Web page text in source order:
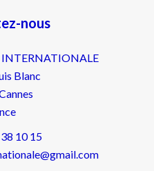
nous
INTERNATIONALE
Blanc
10 15